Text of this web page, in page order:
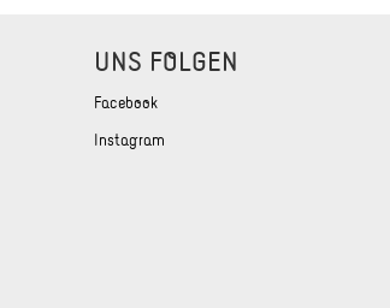
UNS FOLGEN
Facebook
Instagram